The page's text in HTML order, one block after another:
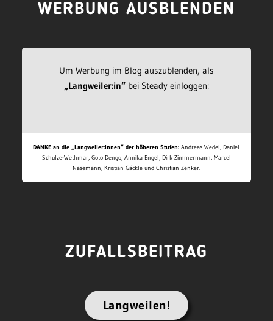
WERBUNG AUSBLENDEN
Um Werbung im Blog auszublenden, als
„Langweiler:in“bei Steady einloggen:
DANKE an die „Langweiler:innen“ der höheren Stufen: Andreas Wedel, Daniel
Schulze-Wethmar, Goto Dengo, Annika Engel, Dirk Zimmermann, Marcel
Nasemann, Kristian Gäckle und Christian Zenker.
ZUFALLSBEITRAG
Langweilen!